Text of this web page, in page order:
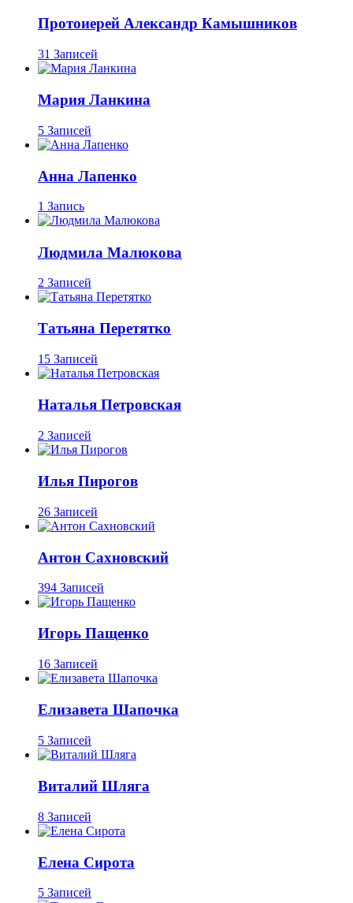
Протоиерей Александр Камышников
31 Записей
Мария Ланкина
5 Записей
Анна Лапенко
1 Запись
Людмила Малюкова
2 Записей
Татьяна Перетятко
15 Записей
Наталья Петровская
2 Записей
Илья Пирогов
26 Записей
Антон Сахновский
394 Записей
Игорь Пащенко
16 Записей
Елизавета Шапочка
5 Записей
Виталий Шляга
8 Записей
Елена Сирота
5 Записей